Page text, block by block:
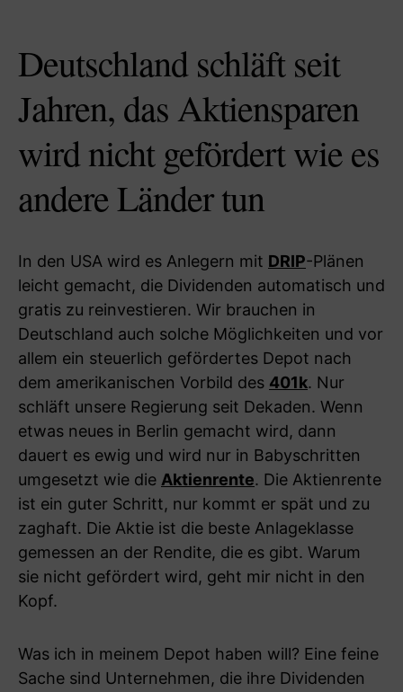
Deutschland schläft seit
Jahren, das Aktiensparen
wird nicht gefördert wie es
andere Länder tun
In den USA wird es Anlegern mit DRIP-Plänen
leicht gemacht, die Dividenden automatisch und
gratis zu reinvestieren. Wir brauchen in
Deutschland auch solche Möglichkeiten und vor
allem ein steuerlich gefördertes Depot nach
dem amerikanischen Vorbild des 401k. Nur
schläft unsere Regierung seit Dekaden. Wenn
etwas neues in Berlin gemacht wird, dann
dauert es ewig und wird nur in Babyschritten
umgesetzt wie die Aktienrente. Die Aktienrente
ist ein guter Schritt, nur kommt er spät und zu
zaghaft. Die Aktie ist die beste Anlageklasse
gemessen an der Rendite, die es gibt. Warum
sie nicht gefördert wird, geht mir nicht in den
Kopf.
Was ich in meinem Depot haben will? Eine feine
Sache sind Unternehmen, die ihre Dividenden